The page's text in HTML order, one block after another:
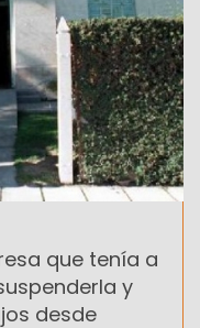
que tenía a
y
desde